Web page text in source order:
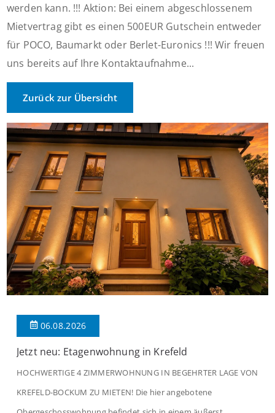
werden kann. !!! Aktion: Bei einem abgeschlossenem
Mietvertrag gibt es einen 500EUR Gutschein entweder
für POCO, Baumarkt oder Berlet-Euronics !!! Wir freuen
uns bereits auf Ihre Kontaktaufnahme...
Zurück zur Übersicht
06.08.2026
Jetzt neu: Etagenwohnung in Krefeld
HOCHWERTIGE 4 ZIMMERWOHNUNG IN BEGEHRTER LAGE VON
KREFELD-BOCKUM ZU MIETEN! Die hier angebotene